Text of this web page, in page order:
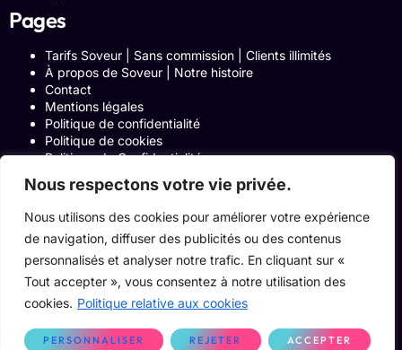
Nous respectons votre vie privée.
Nous utilisons des cookies pour améliorer votre expérience
de navigation, diffuser des publicités ou des contenus
personnalisés et analyser notre trafic. En cliquant sur «
Tout accepter », vous consentez à notre utilisation des
cookies. Politique relative aux cookies
PERSONNALISER REJETER ACCEPTER
Pages
Tarifs Soveur | Sans commission | Clients illimités
À propos de Soveur | Notre histoire
Contact
Mentions légales
Politique de confidentialité
Politique de cookies
Politique de Confidentialité
Blog
Notre histoire
Programme Affiliation
Conditions générales d’utilisation
ACCUEIL
Onglets Zone Affilié
Le Blog
Devenir pro